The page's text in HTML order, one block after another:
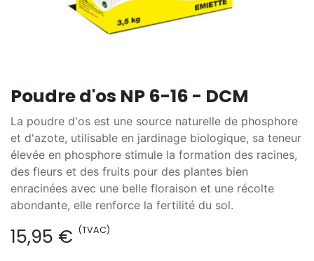
Poudre d'os NP 6-16 - DCM
La poudre d'os est une source naturelle de phosphore
et d'azote, utilisable en jardinage biologique, sa teneur
élevée en phosphore stimule la formation des racines,
des fleurs et des fruits pour des plantes bien
enracinées avec une belle floraison et une récolte
abondante, elle renforce la fertilité du sol.
15,95 € (TVAC)